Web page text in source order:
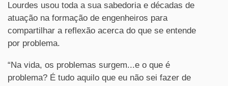
Lourdes usou toda a sua sabedoria e décadas de
atuação na formação de engenheiros para
compartilhar a reflexão acerca do que se entende
por problema.
“Na vida, os problemas surgem...e o que é
problema? É tudo aquilo que eu não sei fazer de